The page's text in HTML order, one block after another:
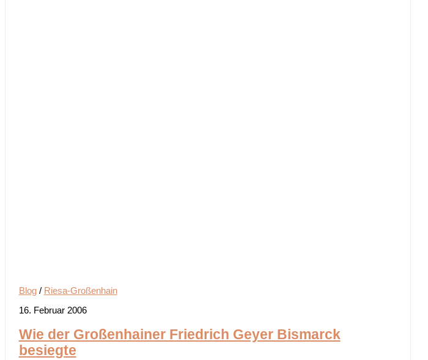
Blog/ Riesa-Großenhain
16. Februar 2006
Wie der Großenhainer Friedrich Geyer Bismarck
besiegte